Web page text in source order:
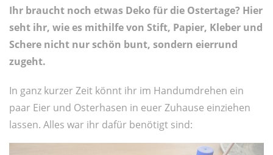
Ihr braucht noch etwas Deko für die Ostertage? Hier
seht ihr, wie es mithilfe von Stift, Papier, Kleber und
Schere nicht nur schön bunt, sondern eierrund
zugeht.
In ganz kurzer Zeit könnt ihr im Handumdrehen ein
paar Eier und Osterhasen in euer Zuhause einziehen
lassen. Alles war ihr dafür benötigt sind: